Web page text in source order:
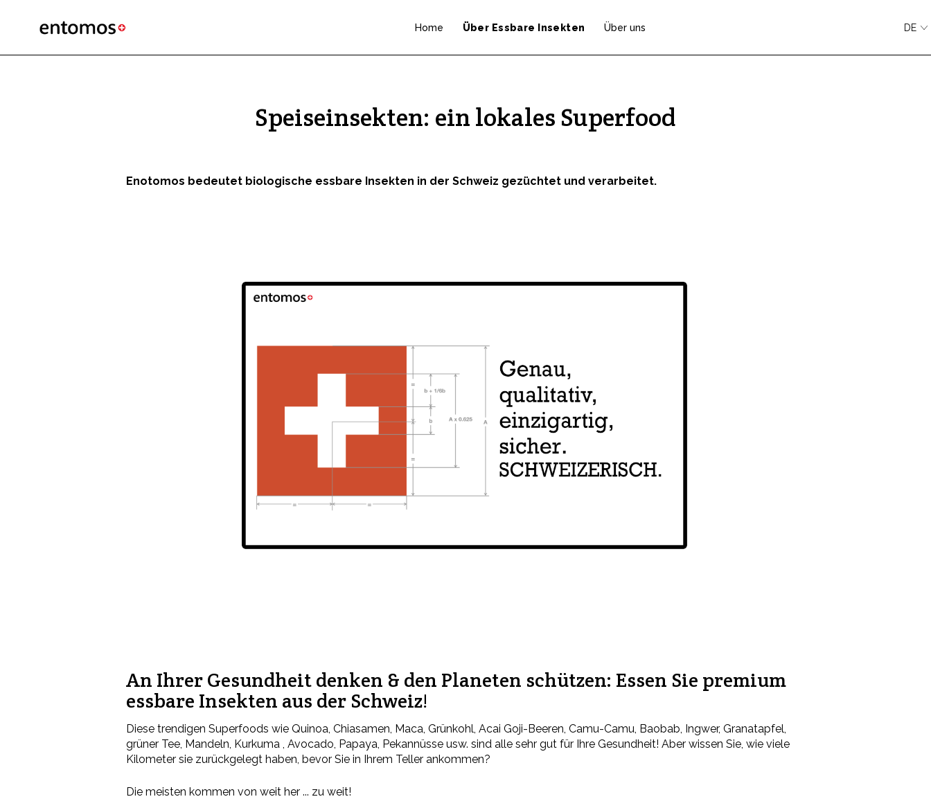
DE
Home Über Essbare Insekten Über uns
Speiseinsekten: ein lokales Superfood
Enotomos bedeutet biologische essbare Insekten in der Schweiz gezüchtet und verarbeitet.
An Ihrer Gesundheit denken & den Planeten schützen: Essen Sie premium
essbare Insekten aus der Schweiz!
Diese trendigen Superfoods wie Quinoa, Chiasamen, Maca, Grünkohl, Acai Goji-Beeren, Camu-Camu, Baobab, Ingwer, Granatapfel,
grüner Tee, Mandeln, Kurkuma , Avocado, Papaya, Pekannüsse usw. sind alle sehr gut für Ihre Gesundheit! Aber wissen Sie, wie viele
Kilometer sie zurückgelegt haben, bevor Sie in Ihrem Teller ankommen?
Die meisten kommen von weit her ... zu weit!